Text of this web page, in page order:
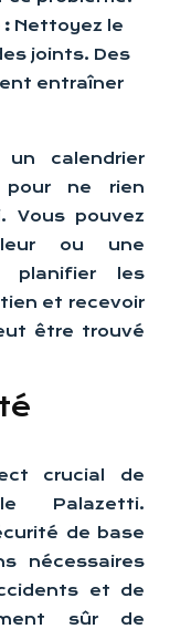
: Nettoyez le
joints. Des
entraîner
un calendrier
pour ne rien
Vous pouvez
ou une
planifier les
et recevoir
être trouvé
crucial de
Palazetti.
de base
nécessaires
et de
sûr de